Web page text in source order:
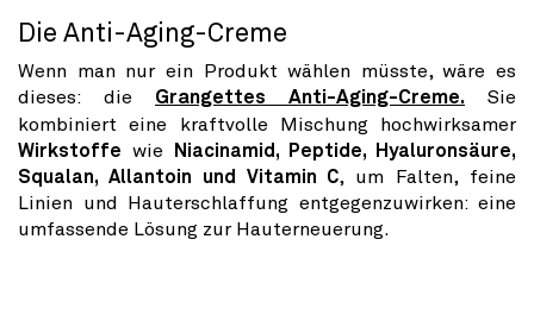
Die Anti-Aging-Creme
Wenn man nur ein Produkt wählen müsste, wäre es
dieses: die Grangettes Anti-Aging-Creme. Sie
kombiniert eine kraftvolle Mischung hochwirksamer
Wirkstoffe wie
Niacinamid, Peptide, Hyaluronsäure,
Squalan, Allantoin und Vitamin C, um Falten, feine
Linien und Hauterschlaffung entgegenzuwirken: eine
umfassende Lösung zur Hauterneuerung.